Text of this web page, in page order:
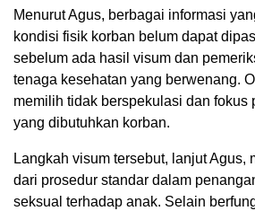
Menurut Agus, berbagai informasi
kondisi fisik korban belum dapat
sebelum ada hasil visum dan
tenaga kesehatan yang berwenang.
memilih tidak berspekulasi dan fokus
yang dibutuhkan korban.
Langkah visum tersebut, lanjut Agus,
dari prosedur standar dalam
seksual terhadap anak. Selain